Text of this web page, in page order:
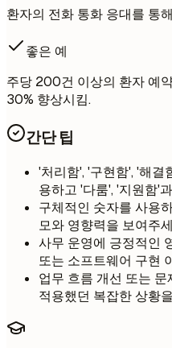
환자의 전화 통화 응대를 통
좋은 예
주당 200건 이상의 환자 예
30% 향상시킴.
간단 팁
'처리함', '구현함', '해결
용하고 '다룸', '지원함'
구체적인 숫자를 사용
모와 영향력을 보여주
사무 운영에 긍정적인
또는 소프트웨어 구현
업무 흐름 개선 또는
적용했던 복잡한 상황